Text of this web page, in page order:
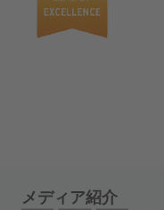
メディア紹介